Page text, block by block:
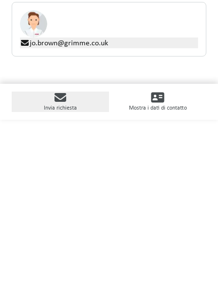
jo.brown@grimme.co.uk
Invia richiesta Mostra i dati di contatto